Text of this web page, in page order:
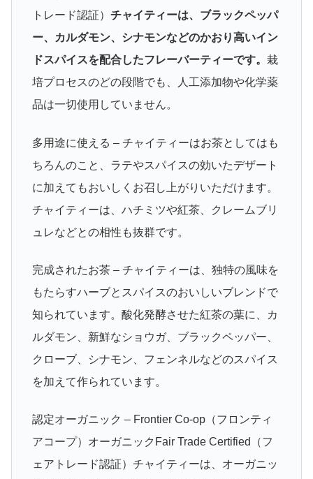
トレード認証） チャイティーは、ブラックペッパ
ー、カルダモン、シナモンなどのかおり高いイン
ドスパイスを配合したフレーバーティーです。 栽
培プロセスのどの段階でも、人工添加物や化学薬
品は一切使用していません。
多用途に使える – チャイティーはお茶としてはも
ちろんのこと、ラテやスパイスの効いたデザート
に加えてもおいしくお召し上がりいただけます。
チャイティーは、ハチミツや紅茶、クレームブリ
ュレなどとの相性も抜群です。
完成されたお茶 – チャイティーは、独特の風味を
もたらすハーブとスパイスのおいしいブレンドで
知られています。酸化発酵させた紅茶の葉に、カ
ルダモン、新鮮なショウガ、ブラックペッパー、
クローブ、シナモン、フェンネルなどのスパイス
を加えて作られています。
認定オーガニック – Frontier Co-op（フロンティ
アコープ）オーガニックFair Trade Certified（フ
ェアトレード認証）チャイティーは、オーガニッ